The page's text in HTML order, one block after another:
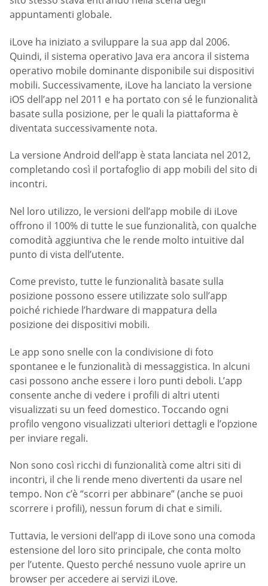
appuntamenti globale.
iLove ha iniziato a sviluppare la sua app dal 2006.
Quindi, il sistema operativo Java era ancora il sistema
operativo mobile dominante disponibile sui dispositivi
mobili. Successivamente, iLove ha lanciato la versione
iOS dell’app nel 2011 e ha portato con sé le funzionalità
basate sulla posizione, per le quali la piattaforma è
diventata successivamente nota.
La versione Android dell’app è stata lanciata nel 2012,
completando così il portafoglio di app mobili del sito di
incontri.
Nel loro utilizzo, le versioni dell’app mobile di iLove
offrono il 100% di tutte le sue funzionalità, con qualche
comodità aggiuntiva che le rende molto intuitive dal
punto di vista dell’utente.
Come previsto, tutte le funzionalità basate sulla
posizione possono essere utilizzate solo sull’app
poiché richiede l’hardware di mappatura della
posizione dei dispositivi mobili.
Le app sono snelle con la condivisione di foto
spontanee e le funzionalità di messaggistica. In alcuni
casi possono anche essere i loro punti deboli. L’app
consente anche di vedere i profili di altri utenti
visualizzati su un feed domestico. Toccando ogni
profilo vengono visualizzati ulteriori dettagli e l’opzione
per inviare regali.
Non sono così ricchi di funzionalità come altri siti di
incontri, il che li rende meno divertenti da usare nel
tempo. Non c’è “scorri per abbinare” (anche se puoi
scorrere i profili), nessun forum di chat e simili.
Tuttavia, le versioni dell’app di iLove sono una comoda
estensione del loro sito principale, che conta molto
per l’utente. Questo perché nessuno vuole aprire un
browser per accedere ai servizi iLove.